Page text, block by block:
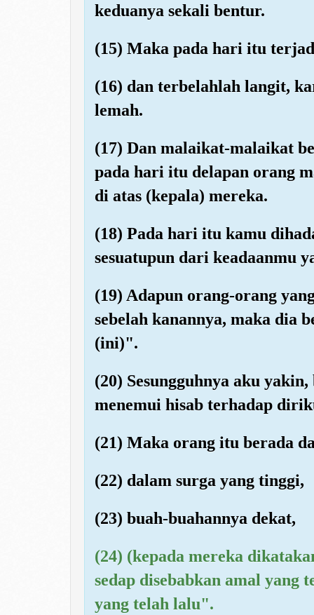
keduanya sekali bentur.
(15) Maka pada hari itu
(16) dan terbelahlah langit,
lemah.
(17) Dan malaikat-malaikat
pada hari itu delapan orang
di atas (kepala) mereka.
(18) Pada hari itu kamu
sesuatupun dari keadaanmu
(19) Adapun orang-orang
sebelah kanannya, maka dia
(ini)".
(20) Sesungguhnya aku
menemui hisab terhadap
(21) Maka orang itu berada
(22) dalam surga yang tinggi,
(23) buah-buahannya dekat,
(24) (kepada mereka
sedap disebabkan amal
yang telah lalu".